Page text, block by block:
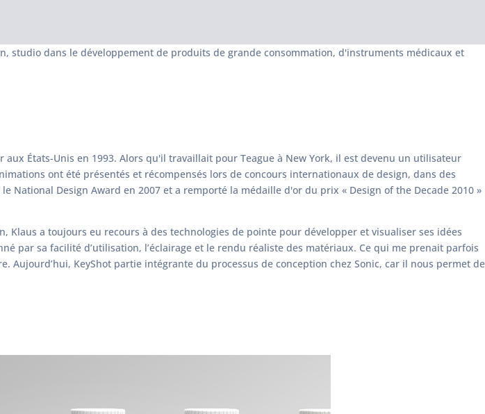
studio dans le développement de produits de grande consommation, d'instruments médicaux et
États-Unis en 1993. Alors qu'il travaillait pour Teague à New York, il est devenu un utilisateur
ont été présentés et récompensés lors de concours internationaux de design, dans des
National Design Award en 2007 et a remporté la médaille d'or du prix « Design of the Decade 2010 »
a toujours eu recours à des technologies de pointe pour développer et visualiser ses idées
par sa facilité d’utilisation, l’éclairage et le rendu réaliste des matériaux. Ce qui me prenait parfois
KeyShot partie intégrante du processus de conception chez Sonic, car il nous permet de